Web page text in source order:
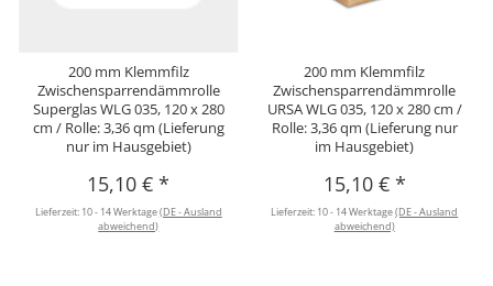
200 mm Klemmfilz
Zwischensparrendämmrolle
Superglas WLG 035, 120 x 280
cm / Rolle: 3,36 qm (Lieferung
nur im Hausgebiet)
15,10 €*
Lieferzeit: 10 - 14 Werktage(DE - Ausland
abweichend)
200 mm Klemmfilz
Zwischensparrendämmrolle
URSA WLG 035, 120 x 280 cm /
Rolle: 3,36 qm (Lieferung nur
im Hausgebiet)
15,10 € *
Lieferzeit: 10 - 14 Werktage(DE - Ausland
abweichend)